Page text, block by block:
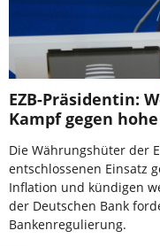
EZB-Präsidentin:
Kampf gegen
Die Währungshüter der
entschlossenen Einsatz
Inflation und kündigen
der Deutschen Bank
Bankenregulierung.